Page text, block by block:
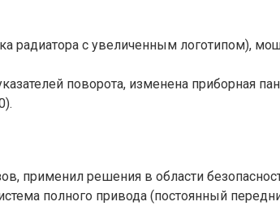
радиатора с увеличенным логотипом),
поворота, изменена приборная
применил решения в области
полного привода (постоянный